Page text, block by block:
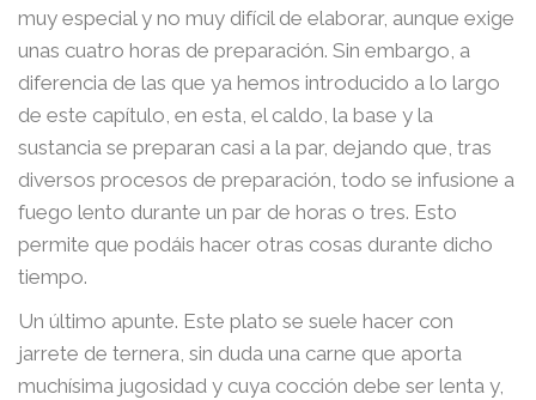
muy especial y no muy difícil de elaborar, aunque exige
unas cuatro horas de preparación. Sin embargo, a
diferencia de las que ya hemos introducido a lo largo
de este capítulo, en esta, el caldo, la base y la
sustancia se preparan casi a la par, dejando que, tras
diversos procesos de preparación, todo se infusione a
fuego lento durante un par de horas o tres. Esto
permite que podáis hacer otras cosas durante dicho
tiempo.
Un último apunte. Este plato se suele hacer con
jarrete de ternera, sin duda una carne que aporta
muchísima jugosidad y cuya cocción debe ser lenta y,